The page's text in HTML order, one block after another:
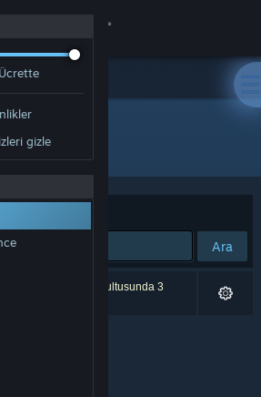
yükle
görüntüle
gizle
Ara
Tercihleriniz doğrultusunda 3